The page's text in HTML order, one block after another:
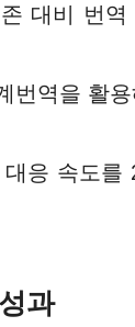
대비 번
번역을 활
응 속도
과